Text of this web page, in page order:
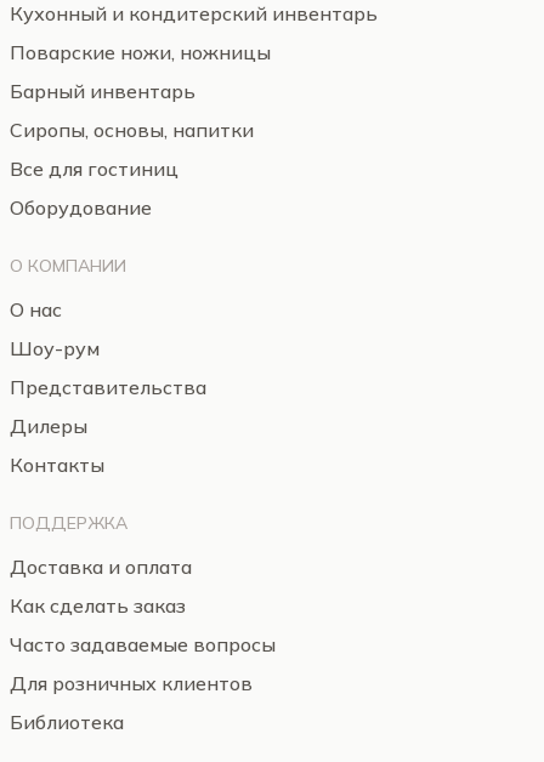
Кухонный и кондитерский инвентарь
Поварские ножи, ножницы
Барный инвентарь
Сиропы, основы, напитки
Все для гостиниц
Оборудование
О КОМПАНИИ
О нас
Шоу-рум
Представительства
Дилеры
Контакты
ПОДДЕРЖКА
Доставка и оплата
Как сделать заказ
Часто задаваемые вопросы
Для розничных клиентов
Библиотека